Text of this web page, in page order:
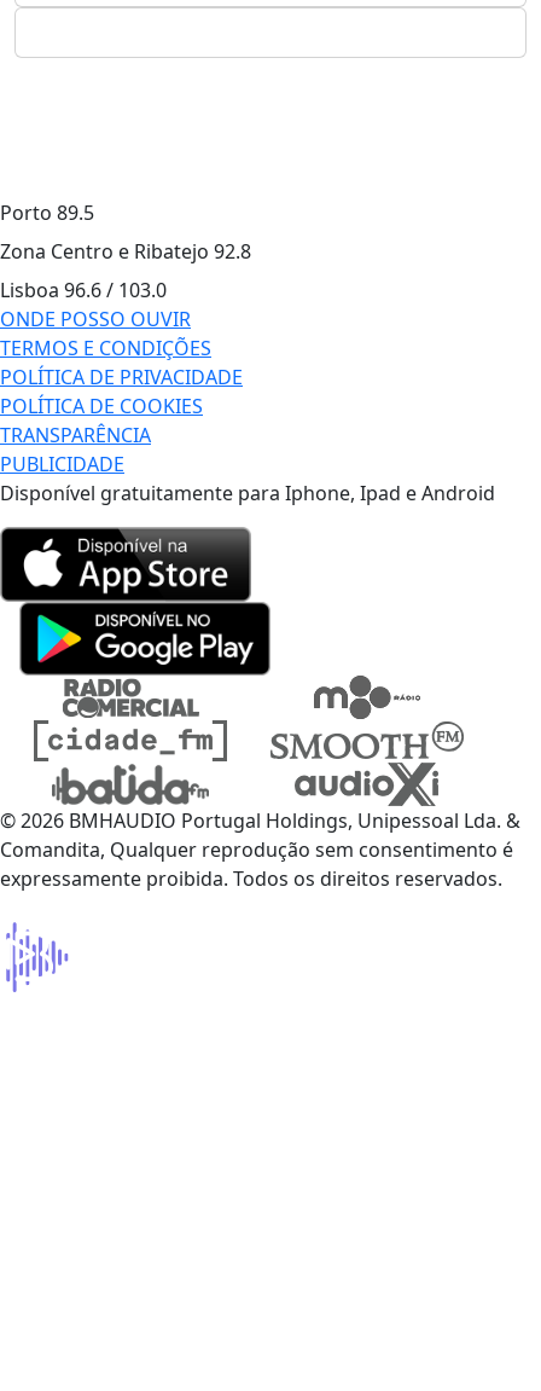
Porto 89.5
Zona Centro e Ribatejo 92.8
Lisboa 96.6 / 103.0
ONDE POSSO OUVIR
TERMOS E CONDIÇÕES
POLÍTICA DE PRIVACIDADE
POLÍTICA DE COOKIES
TRANSPARÊNCIA
PUBLICIDADE
Disponível gratuitamente para Iphone, Ipad e Android
© 2026 BMHAUDIO Portugal Holdings, Unipessoal Lda. &
Comandita, Qualquer reprodução sem consentimento é
expressamente proibida. Todos os direitos reservados.